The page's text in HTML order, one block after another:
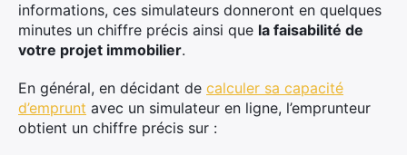
informations, ces simulateurs donneront en quelques
minutes un chiffre précis ainsi que la faisabilité de
votre projet immobilier.
En général, en décidant de calculer sa capacité
d’emprunt avec un simulateur en ligne, l’emprunteur
obtient un chiffre précis sur :